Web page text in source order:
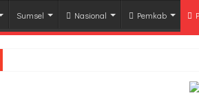
Sumsel Nasional Pemkab
Santunan kepada Ahli Waris Korban